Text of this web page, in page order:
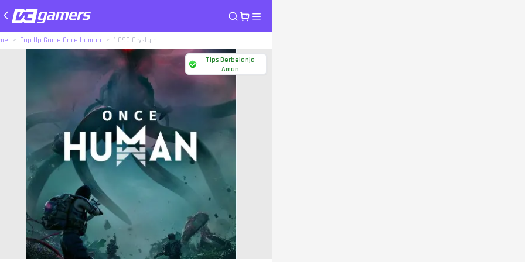
Top Up Game Once Human 1.090 Crystgin
Tips Berbelanja
Aman